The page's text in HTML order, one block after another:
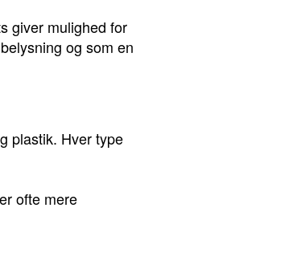
giver mulighed for
og som en
plastik. Hver type
ofte mere